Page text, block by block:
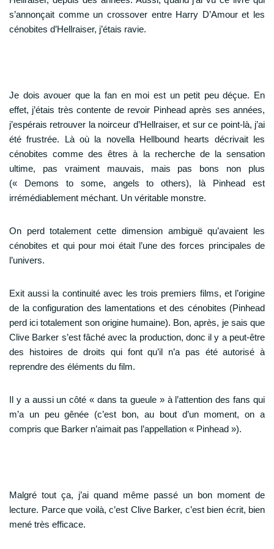
s’annonçait comme un crossover entre Harry D’Amour et les
cénobites d’Hellraiser, j’étais ravie.
Je dois avouer que la fan en moi est un petit peu déçue. En
effet, j’étais très contente de revoir Pinhead après ses années,
j’espérais retrouver la noirceur d’Hellraiser, et sur ce point-là, j’ai
été frustrée. Là où la novella Hellbound hearts décrivait les
cénobites comme des êtres à la recherche de la sensation
ultime, pas vraiment mauvais, mais pas bons non plus
(« Demons to some, angels to others), là Pinhead est
irrémédiablement méchant. Un véritable monstre.
On perd totalement cette dimension ambiguë qu’avaient les
cénobites et qui pour moi était l’une des forces principales de
l’univers.
Exit aussi la continuité avec les trois premiers films, et l’origine
de la configuration des lamentations et des cénobites (Pinhead
perd ici totalement son origine humaine). Bon, après, je sais que
Clive Barker s’est fâché avec la production, donc il y a peut-être
des histoires de droits qui font qu’il n’a pas été autorisé à
reprendre des éléments du film.
Il y a aussi un côté « dans ta gueule » à l’attention des fans qui
m’a un peu gênée (c’est bon, au bout d’un moment, on a
compris que Barker n’aimait pas l’appellation « Pinhead »).
Malgré tout ça, j’ai quand même passé un bon moment de
lecture. Parce que voilà, c’est Clive Barker, c’est bien écrit, bien
mené très efficace.